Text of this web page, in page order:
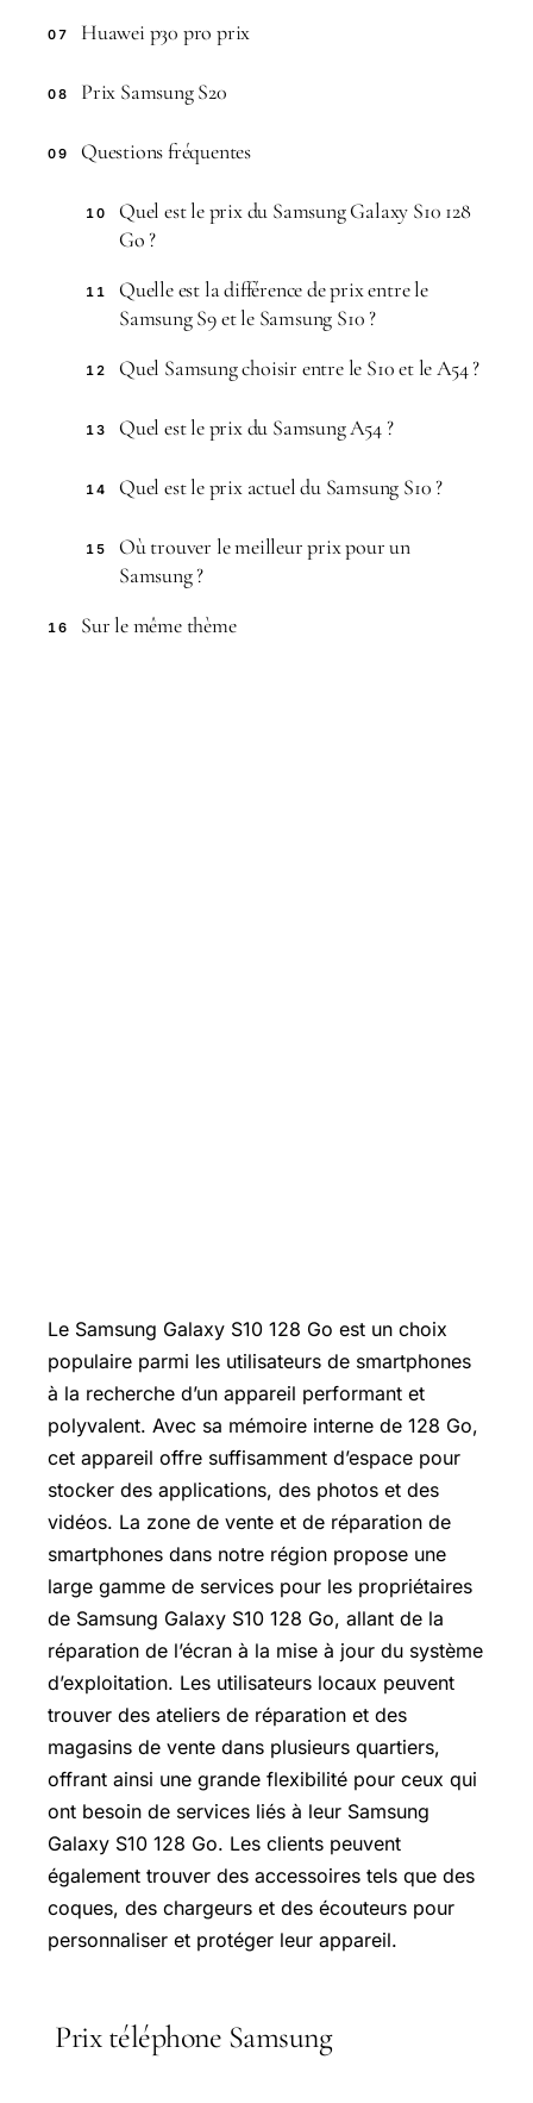
07 Huawei p30 pro prix
08 Prix Samsung S20
09 Questions fréquentes
10
Quel est le prix du Samsung Galaxy S10 128
Go ?
11
Quelle est la différence de prix entre le
Samsung S9 et le Samsung S10 ?
12 Quel Samsung choisir entre le S10 et le A54 ?
13 Quel est le prix du Samsung A54 ?
14 Quel est le prix actuel du Samsung S10 ?
15
Où trouver le meilleur prix pour un
Samsung ?
16 Sur le même thème
Le Samsung Galaxy S10 128 Go est un choix
populaire parmi les utilisateurs de smartphones
à la recherche d’un appareil performant et
polyvalent. Avec sa mémoire interne de 128 Go,
cet appareil offre suffisamment d’espace pour
stocker des applications, des photos et des
vidéos. La zone de vente et de réparation de
smartphones dans notre région propose une
large gamme de services pour les propriétaires
de Samsung Galaxy S10 128 Go, allant de la
réparation de l’écran à la mise à jour du système
d’exploitation. Les utilisateurs locaux peuvent
trouver des ateliers de réparation et des
magasins de vente dans plusieurs quartiers,
offrant ainsi une grande flexibilité pour ceux qui
ont besoin de services liés à leur Samsung
Galaxy S10 128 Go. Les clients peuvent
également trouver des accessoires tels que des
coques, des chargeurs et des écouteurs pour
personnaliser et protéger leur appareil.
Prix téléphone Samsung